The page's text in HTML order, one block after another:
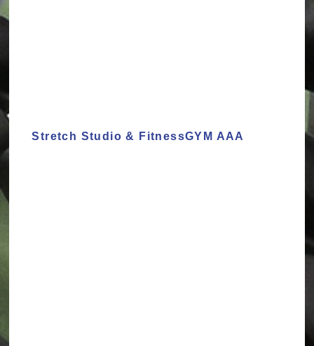
Stretch Studio & FitnessGYM AAA